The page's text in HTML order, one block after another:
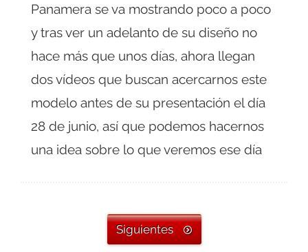
Panamera se va mostrando poco a poco
y tras ver un adelanto de su diseño no
hace más que unos días, ahora llegan
dos vídeos que buscan acercarnos este
modelo antes de su presentación el día
28 de junio, así que podemos hacernos
una idea sobre lo que veremos ese día
Siguientes